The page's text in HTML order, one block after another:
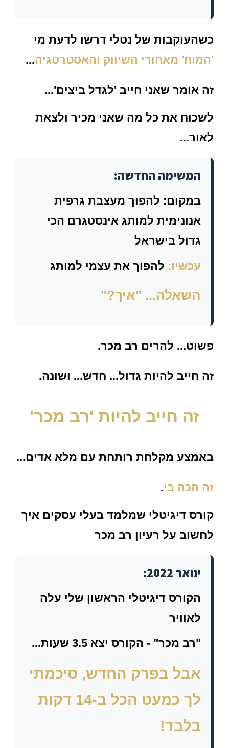
כשהעוקבות של נטלי דרשו לדעת מי
'המוח' מאחורי השיווק והאסטרטגיה...
זה אומר שאני חייב 'לגדל ביצים'...
לשכוח את כל מה שאני מכיר ולצאת
לאור...
המשימה החדשה:
במקום: להפוך מעצבת גרפית
אנונימית למותג אינסטגרם הכי
גדול בישראל
עכשיו: להפוך את עצמי למותג
השאלה... "איך?"
פשוט... להרים רב מכר.
זה חייב להיות גדול... חדש... ושונה.
זה חייב להיות 'רב מכר'
באמצע מקלחת רותחת עם מלא אדים...
זה הכה בי.
קורס דיגיטלי שמלמד בעלי עסקים איך
לחשוב על רעיון רב מכר
ינואר 2022:
הקורס דיגיטלי הראשון שלי עלה
לאוויר
"רב מכר" - הקורס יצא 3.5 שעות...
אבל בפרק החדש, סיכמתי
לך כמעט הכל ב-14 דקות
בלבד!